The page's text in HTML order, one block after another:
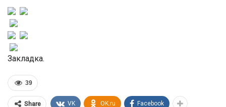
Закладка.
39
Share VK OK.ru Facebook